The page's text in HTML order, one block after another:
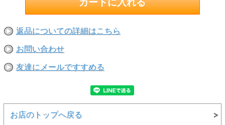
返品についての詳細はこちら
お問い合わせ
友達にメールですすめる
お店のトップへ戻る